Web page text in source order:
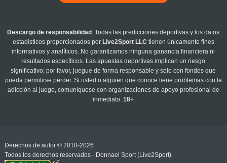
Descargo de responsabilidad : Todas las predicciones deportivas y los datos
estadísticos proporcionados por Live2Sport LLC tienen únicamente fines
informativos y analíticos. No garantizamos ninguna ganancia financiera ni
resultados específicos. Las apuestas deportivas implican un riesgo
significativo; por favor, juegue de forma responsable y solo con fondos que
pueda permitirse perder. Si usted o alguien que conoce tiene problemas con la
adicción al juego, comuníquese con organizaciones de apoyo profesional de
inmediato.18+
Derechos de autor © 2010-2026
Todos los derechos reservados - Donnael Sport (Live2Sport)